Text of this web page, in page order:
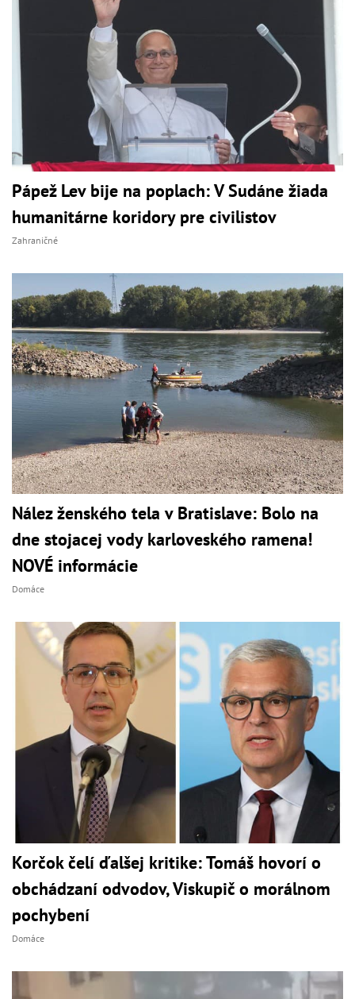
Pápež Lev bije na poplach: V Sudáne žiada
humanitárne koridory pre civilistov
Zahraničné
Nález ženského tela v Bratislave: Bolo na
dne stojacej vody karloveského ramena!
NOVÉ informácie
Domáce
Korčok čelí ďalšej kritike: Tomáš hovorí o
obchádzaní odvodov, Viskupič o morálnom
pochybení
Domáce